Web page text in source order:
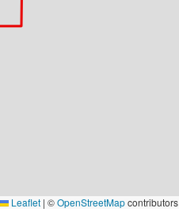
Leaflet | ©OpenStreetMapcontributors